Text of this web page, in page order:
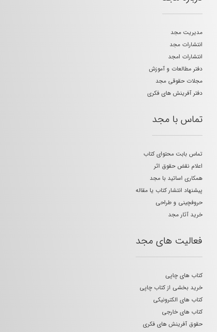
مدیریت مجد
انتشارات مجد
انتشارات امجد
دفتر مطالعات و آموزش
مجلات حقوقی مجد
دفتر آفرینش های فکری
تماس با مجد
تماس بابت محتوای کتاب
اعلام نقض حقوق اثر
همکاری اساتید با مجد
پیشنهاد انتشار کتاب یا مقاله
حروفچینی و طراحی
خرید آثار مجد
فعالیت های مجد
کتاب های چاپی
خرید بخشی از کتاب چاپی
کتاب های الکترونیکی
کتاب های خارجی
حقوق آفرینش های فکری